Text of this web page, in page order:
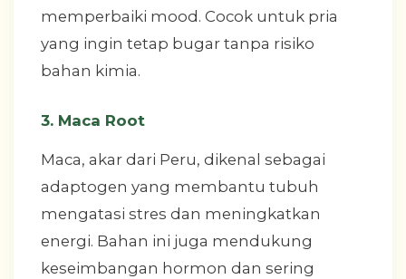
memperbaiki mood. Cocok untuk pria
yang ingin tetap bugar tanpa risiko
bahan kimia.
3. Maca Root
Maca, akar dari Peru, dikenal sebagai
adaptogen yang membantu tubuh
mengatasi stres dan meningkatkan
energi. Bahan ini juga mendukung
keseimbangan hormon dan sering